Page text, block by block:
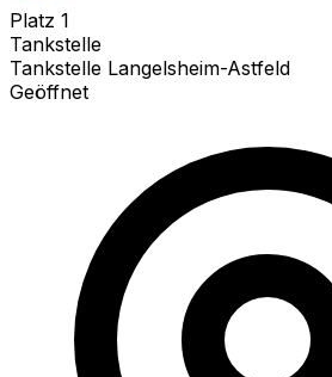
Platz 1
Tankstelle
Tankstelle Langelsheim-Astfeld
Geöffnet